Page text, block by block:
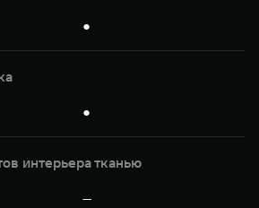
●
●
интерьера тканью
—